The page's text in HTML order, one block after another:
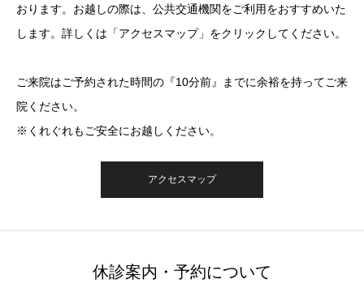
おります。お越しの際は、公共交通機関をご利用をおすすめいた
します。詳しくは「アクセスマップ」をクリックしてください。
ご来院はご予約された時間の『10分前』までに余裕を持ってご来
院ください。
※くれぐれもご安全にお越しください。
アクセスマップ
休診案内・予約について